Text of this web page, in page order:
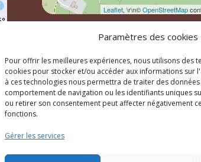
Paramètres des cookies
Pour offrir les meilleures expériences, nous utilisons des
cookies pour stocker et/ou accéder aux informations sur
à ces technologies nous permettra de traiter des
comportement de navigation ou les identifiants uniques
ou retirer son consentement peut affecter négativement
fonctions.
Gérer les services
Leaflet, \r\n©OpenStreetMap
Mention Légales